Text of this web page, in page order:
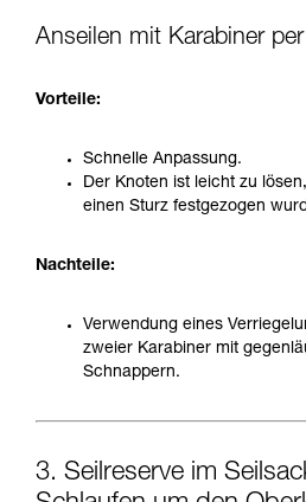
Anseilen mit Karabiner
Vorteile:
Schnelle Anpassung.
Der Knoten ist leicht zu
einen Sturz festgezogen
Nachteile:
Verwendung eines
zweier Karabiner mit
Schnappern.
3. Seilreserve im